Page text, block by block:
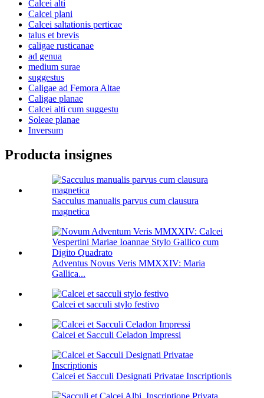
Calcei alti
Calcei plani
Calcei saltationis perticae
talus et brevis
caligae rusticanae
ad genua
medium surae
suggestus
Caligae ad Femora Altae
Caligae planae
Calcei alti cum suggestu
Soleae planae
Inversum
Producta insignes
Sacculus manualis parvus cum clausura
magnetica
Adventus Novus Veris MMXXIV: Maria
Gallica...
Calcei et sacculi stylo festivo
Calcei et Sacculi Celadon Impressi
Calcei et Sacculi Designati Privatae Inscriptionis